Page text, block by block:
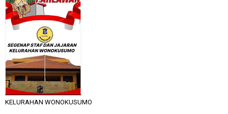
KELURAHAN WONOKUSUMO